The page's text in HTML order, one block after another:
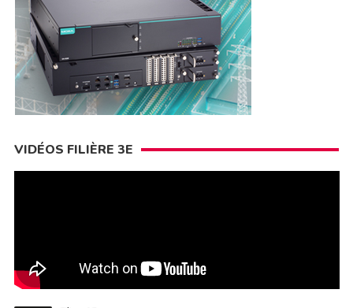
VIDÉOS FILIÈRE 3E